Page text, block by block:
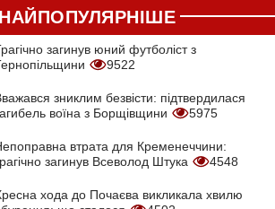
НАЙПОПУЛЯРНІШЕ
загинув юний футболіст з
9522
зниклим безвісти: підтвердилася
воїна з Борщівщини
5975
втрата для Кременеччини:
загинув Всеволод Штука
4548
хода до Почаєва викликала хвилю